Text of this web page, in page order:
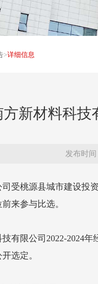
>详细信息
新材料科技
发布时间
受桃源县城市建设投
来参与比选。
有限公司2022-2024年
选定。